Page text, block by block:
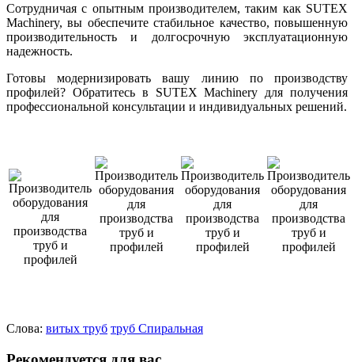
Сотрудничая с опытным производителем, таким как SUTEX
Machinery, вы обеспечите стабильное качество, повышенную
производительность и долгосрочную эксплуатационную
надежность.
Готовы модернизировать вашу линию по производству
профилей? Обратитесь в SUTEX Machinery для получения
профессиональной консультации и индивидуальных решений.
Слова: витых труб труб Спиральная